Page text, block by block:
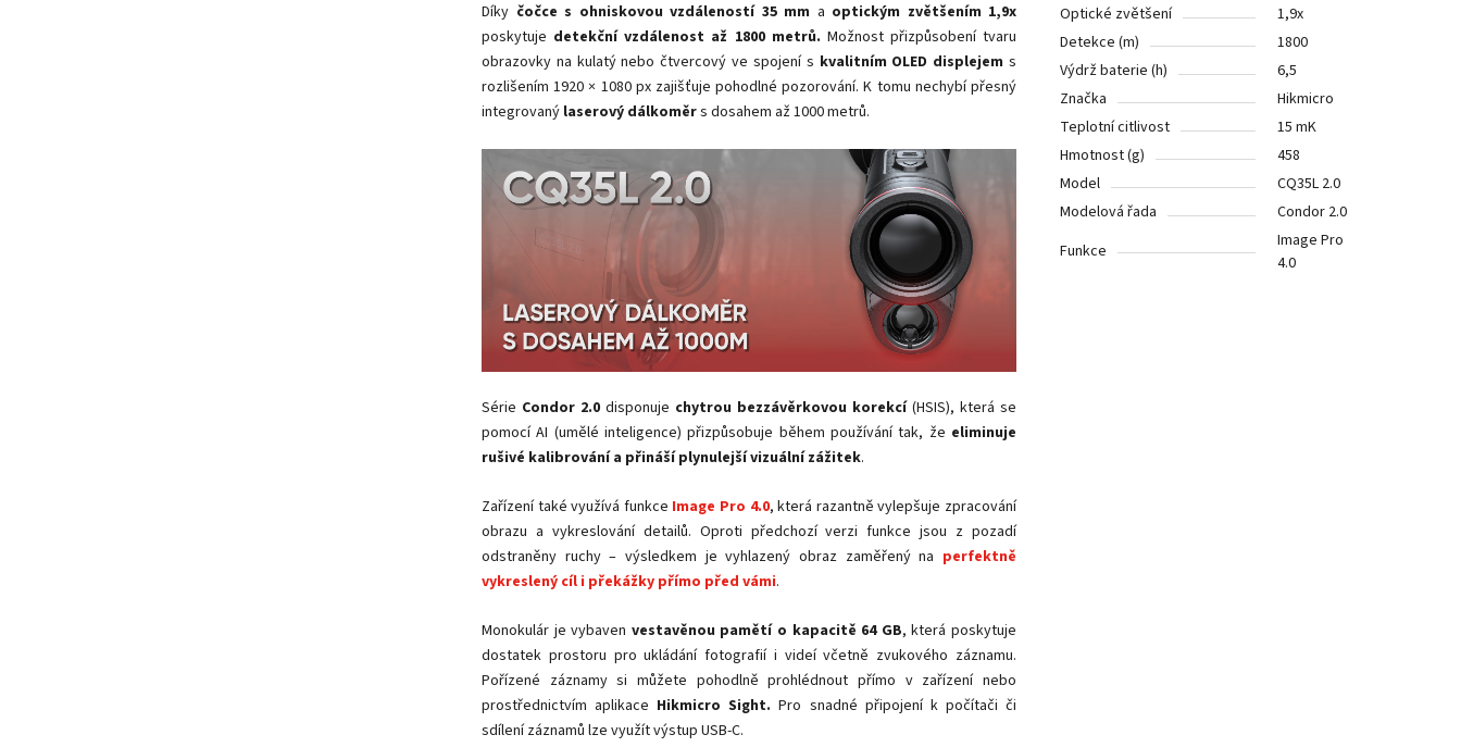
Díky čočce s ohniskovou vzdáleností 35 mm a optickým zvětšením 1,9x
poskytuje detekční vzdálenost až 1800 metrů. Možnost přizpůsobení tvaru
obrazovky na kulatý nebo čtvercový ve spojení s kvalitním OLED displejem s
rozlišením 1920 × 1080 px zajišťuje pohodlné pozorování. K tomu nechybí přesný
integrovaný laserový dálkoměrs dosahem až 1000 metrů.
Série Condor 2.0 disponuje chytrou bezzávěrkovou korekcí(HSIS), která se
pomocí AI (umělé inteligence) přizpůsobuje během používání tak, že eliminuje
rušivé kalibrování a přináší plynulejší vizuální zážitek.
Zařízení také využívá funkce Image Pro 4.0, která razantně vylepšuje zpracování
obrazu a vykreslování detailů. Oproti předchozí verzi funkce jsou z pozadí
odstraněny ruchy – výsledkem je vyhlazený obraz zaměřený na perfektně
vykreslený cíl i překážky přímo před vámi.
Monokulár je vybaven vestavěnou pamětí o kapacitě 64 GB, která poskytuje
dostatek prostoru pro ukládání fotografií i videí včetně zvukového záznamu.
Pořízené záznamy si můžete pohodlně prohlédnout přímo v zařízení nebo
prostřednictvím aplikace Hikmicro Sight. Pro snadné připojení k počítači či
sdílení záznamů lze využít výstup USB-C.
Optické zvětšení
1,9x
Detekce (m)
1800
Výdrž baterie (h)
6,5
Značka
Hikmicro
Teplotní citlivost
15 mK
Hmotnost (g)
458
Model
CQ35L 2.0
Modelová řada
Condor 2.0
Funkce
Image Pro
4.0